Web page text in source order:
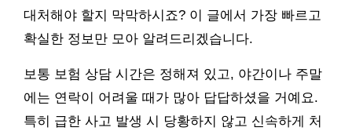
대처해야 할지 막막하시죠? 이 글에서 가장 빠르고
확실한 정보만 모아 알려드리겠습니다.
보통 보험 상담 시간은 정해져 있고, 야간이나 주말
에는 연락이 어려울 때가 많아 답답하셨을 거예요.
특히 급한 사고 발생 시 당황하지 않고 신속하게 처